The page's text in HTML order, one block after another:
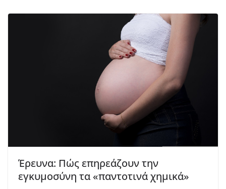
Έρευνα: Πώς επηρεάζουν την
εγκυμοσύνη τα «παντοτινά χημικά»